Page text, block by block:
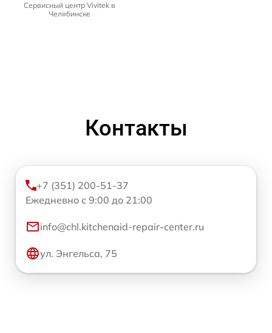
Сервисный центр Vivitek в
Челябинске
Контакты
+7 (351) 200-51-37
Ежедневно с 9:00 до 21:00
info@chl.kitchenaid-repair-center.ru
ул. Энгельса, 75